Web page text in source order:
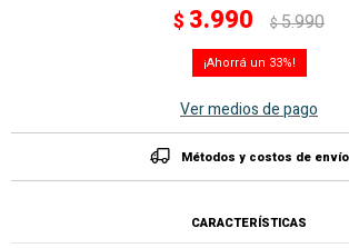
$ 3.990 $5.990
33
Ver medios de pago
Métodos y costos de envío
CARACTERÍSTICAS